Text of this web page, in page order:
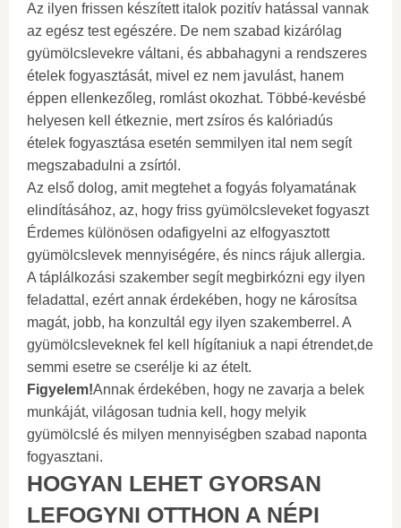
Az ilyen frissen készített italok pozitív hatással vannak
az egész test egészére. De nem szabad kizárólag
gyümölcslevekre váltani, és abbahagyni a rendszeres
ételek fogyasztását, mivel ez nem javulást, hanem
éppen ellenkezőleg, romlást okozhat. Többé-kevésbé
helyesen kell étkeznie, mert zsíros és kalóriadús
ételek fogyasztása esetén semmilyen ital nem segít
megszabadulni a zsírtól.
Az első dolog, amit megtehet a fogyás folyamatának
elindításához, az, hogy friss gyümölcsleveket fogyaszt
Érdemes különösen odafigyelni az elfogyasztott
gyümölcslevek mennyiségére, és nincs rájuk allergia.
A táplálkozási szakember segít megbirkózni egy ilyen
feladattal, ezért annak érdekében, hogy ne károsítsa
magát, jobb, ha konzultál egy ilyen szakemberrel. A
gyümölcsleveknek fel kell hígítaniuk a napi étrendet,de
semmi esetre se cserélje ki az ételt.
Figyelem!Annak érdekében, hogy ne zavarja a belek
munkáját, világosan tudnia kell, hogy melyik
gyümölcslé és milyen mennyiségben szabad naponta
fogyasztani.
HOGYAN LEHET GYORSAN
LEFOGYNI OTTHON A NÉPI